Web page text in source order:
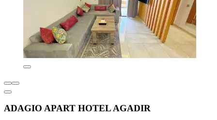
ADAGIO APART HOTEL AGADIR